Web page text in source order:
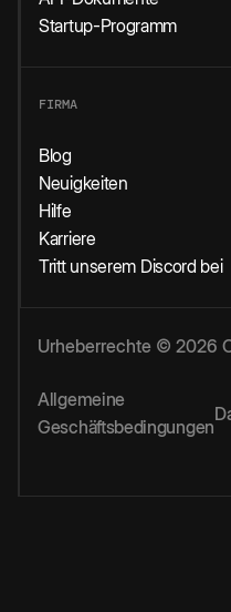
Startup-Programm
FIRMA
Blog
Neuigkeiten
Hilfe
Karriere
Tritt unserem Discord bei
Urheberrechte © 2026
Allgemeine
Geschäftsbedingungen